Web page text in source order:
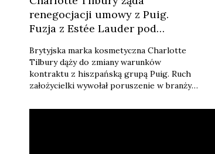
renegocjacji umowy z Puig.
Fuzja z Estée Lauder pod
Brytyjska marka kosmetyczna Charlotte
Tilbury dąży do zmiany warunków
kontraktu z hiszpańską grupą Puig. Ruch
założycielki wywołał poruszenie w branży
miliardy euro fuzję. Jak donosi The